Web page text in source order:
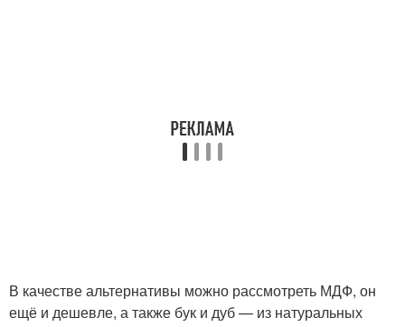
В качестве альтернативы можно рассмотреть МДФ, он
ещё и дешевле, а также бук и дуб — из натуральных